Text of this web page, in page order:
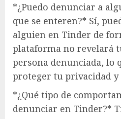
*¿Puedo denunciar a
que se enteren?* Sí,
alguien en Tinder de
plataforma no revelará
persona denunciada, lo
proteger tu privacidad y
*¿Qué tipo de
denunciar en Tinder?*